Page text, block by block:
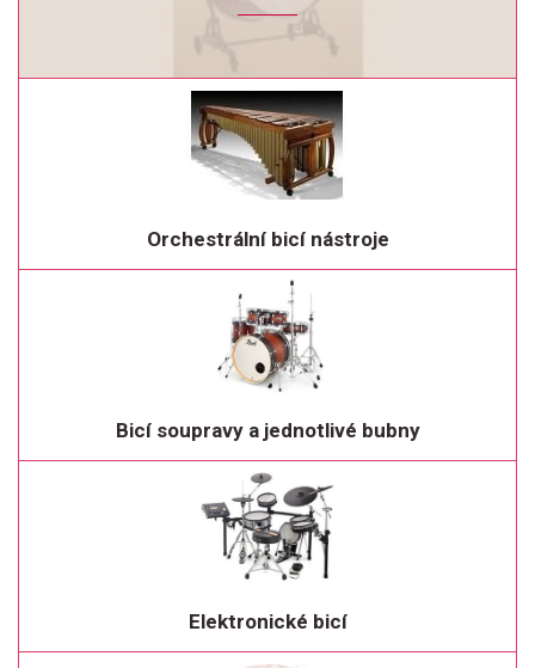
Orchestrální bicí nástroje
Bicí soupravy a jednotlivé bubny
Elektronické bicí